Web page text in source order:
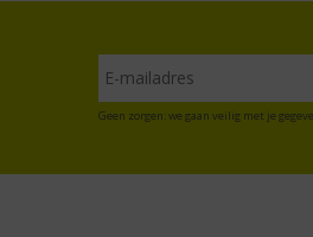
Geen zorgen: we gaan veilig met je